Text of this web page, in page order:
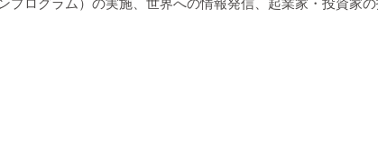
ログラム）の実施、世界への情報発信、起業家・投資家